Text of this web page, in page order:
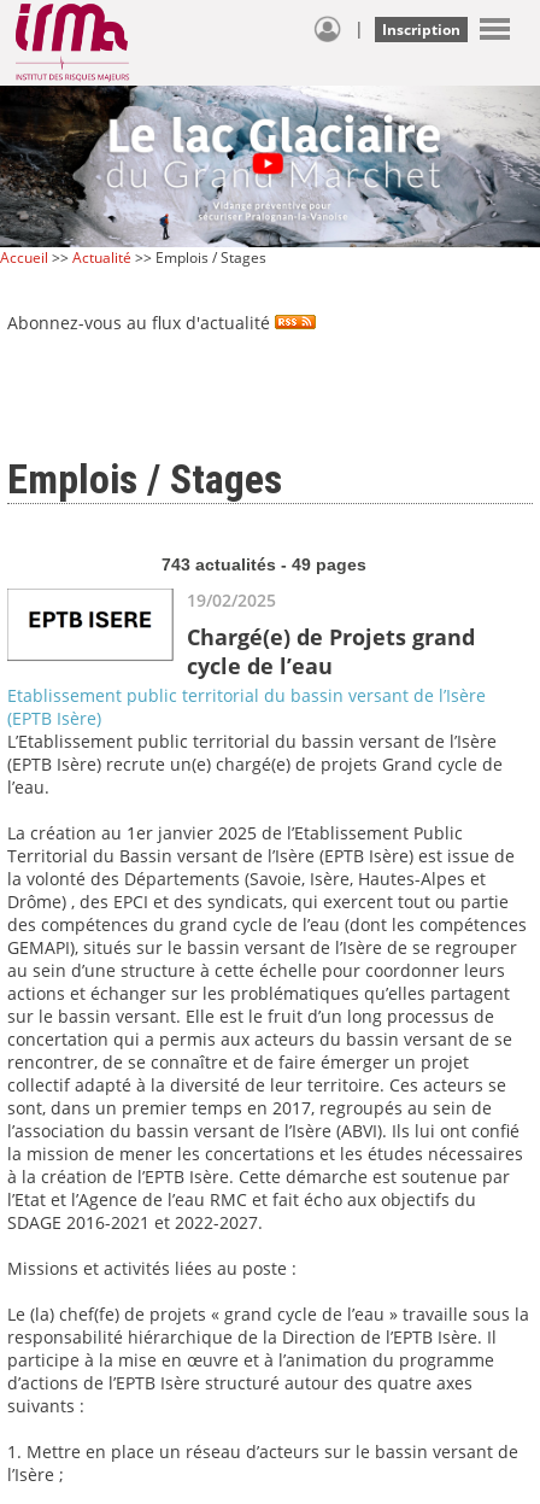
| Inscription
Accueil >>Actualité >> Emplois / Stages
Abonnez-vous au flux d'actualité
Emplois / Stages
743 actualités - 49 pages
19/02/2025
Chargé(e) de Projets grand
cycle de l’eau
Etablissement public territorial du bassin versant de l’Isère
(EPTB Isère)
L’Etablissement public territorial du bassin versant de l’Isère
(EPTB Isère) recrute un(e) chargé(e) de projets Grand cycle de
l’eau.
La création au 1er janvier 2025 de l’Etablissement Public
Territorial du Bassin versant de l’Isère (EPTB Isère) est issue de
la volonté des Départements (Savoie, Isère, Hautes-Alpes et
Drôme) , des EPCI et des syndicats, qui exercent tout ou partie
des compétences du grand cycle de l’eau (dont les compétences
GEMAPI), situés sur le bassin versant de l’Isère de se regrouper
au sein d’une structure à cette échelle pour coordonner leurs
actions et échanger sur les problématiques qu’elles partagent
sur le bassin versant. Elle est le fruit d’un long processus de
concertation qui a permis aux acteurs du bassin versant de se
rencontrer, de se connaître et de faire émerger un projet
collectif adapté à la diversité de leur territoire. Ces acteurs se
sont, dans un premier temps en 2017, regroupés au sein de
l’association du bassin versant de l’Isère (ABVI). Ils lui ont confié
la mission de mener les concertations et les études nécessaires
à la création de l’EPTB Isère. Cette démarche est soutenue par
l’Etat et l’Agence de l’eau RMC et fait écho aux objectifs du
SDAGE 2016-2021 et 2022-2027.
Missions et activités liées au poste :
Le (la) chef(fe) de projets « grand cycle de l’eau » travaille sous la
responsabilité hiérarchique de la Direction de l’EPTB Isère. Il
participe à la mise en œuvre et à l’animation du programme
d’actions de l’EPTB Isère structuré autour des quatre axes
suivants :
1. Mettre en place un réseau d’acteurs sur le bassin versant de
l’Isère ;